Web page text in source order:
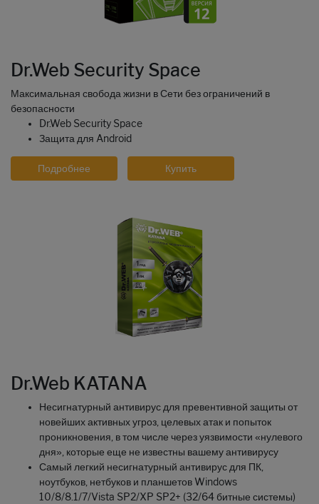
Dr.Web Security Space
Максимальная свобода жизни в Сети без ограничений в
безопасности
Dr.Web Security Space
Защита для Android
Подробнее Купить
Dr.Web KATANA
Несигнатурный антивирус для превентивной защиты от
новейших активных угроз, целевых атак и попыток
проникновения, в том числе через уязвимости «нулевого
дня», которые еще не известны вашему антивирусу
Самый легкий несигнатурный антивирус для ПК,
ноутбуков, нетбуков и планшетов Windows
10/8/8.1/7/Vista SP2/XP SP2+ (32/64 битные системы)